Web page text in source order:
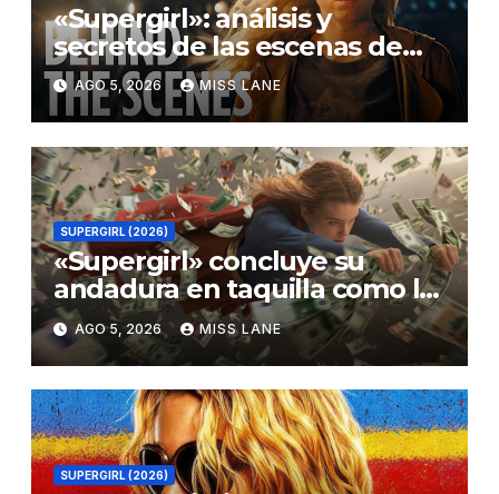
«Supergirl»: análisis y
secretos de las escenas de
lucha
AGO 5, 2026 MISS LANE
SUPERGIRL (2026)
«Supergirl» concluye su
andadura en taquilla como la
película de DC con menor
recaudación desde
«Catwoman»
AGO 5, 2026 MISS LANE
SUPERGIRL (2026)